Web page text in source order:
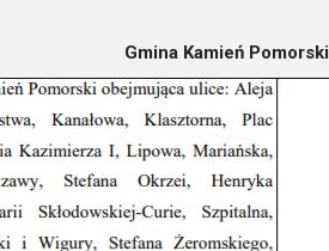
Gmina Kamień Pomorski